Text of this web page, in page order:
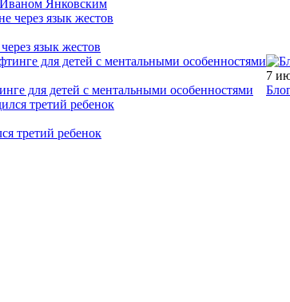
Янковским
язык жестов
для детей с ментальными особенностями
7
третий ребенок